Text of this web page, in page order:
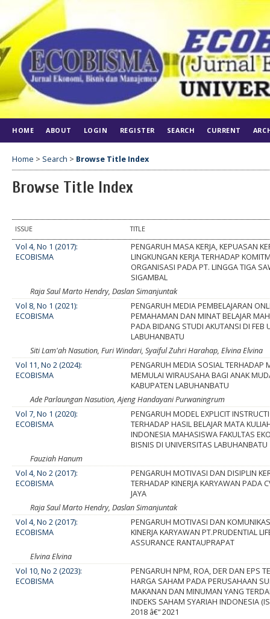
HOME ABOUT LOGIN REGISTER SEARCH CURRENT
Home > Search > Browse Title Index
Browse Title Index
ISSUE TITLE
Vol 4, No 1 (2017):
ECOBISMA
PENGARUH MASA KERJA, KEPUASAN
LINGKUNGAN KERJA TERHADAP
ORGANISASI PADA PT. LINGGA TIGA
SIGAMBAL
Raja Saul Marto Hendry, Daslan Simanjuntak
Vol 8, No 1 (2021):
ECOBISMA
PENGARUH MEDIA PEMBELAJARAN
PEMAHAMAN DAN MINAT BELAJAR
PADA BIDANG STUDI AKUTANSI DI FEB
LABUHANBATU
Siti Lam'ah Nasution, Furi Windari, Syaiful Zuhri Harahap, Elvina Elvina
Vol 11, No 2 (2024):
ECOBISMA
PENGARUH MEDIA SOSIAL TERHADAP
MEMULAI WIRAUSAHA BAGI ANAK
KABUPATEN LABUHANBATU
Ade Parlaungan Nasution, Ajeng Handayani Purwaningrum
Vol 7, No 1 (2020):
ECOBISMA
PENGARUH MODEL EXPLICIT
TERHADAP HASIL BELAJAR MATA
INDONESIA MAHASISWA FAKULTAS
BISNIS DI UNIVERSITAS LABUHANBATU
Fauziah Hanum
Vol 4, No 2 (2017):
ECOBISMA
PENGARUH MOTIVASI DAN DISIPLIN
TERHADAP KINERJA KARYAWAN PADA
JAYA
Raja Saul Marto Hendry, Daslan Simanjuntak
Vol 4, No 2 (2017):
ECOBISMA
PENGARUH MOTIVASI DAN
KINERJA KARYAWAN PT.PRUDENTIAL
ASSURANCE RANTAUPRAPAT
Elvina Elvina
Vol 10, No 2 (2023):
ECOBISMA
PENGARUH NPM, ROA, DER DAN EPS
HARGA SAHAM PADA PERUSAHAAN
MAKANAN DAN MINUMAN YANG
INDEKS SAHAM SYARIAH INDONESIA
2018 â€“ 2021